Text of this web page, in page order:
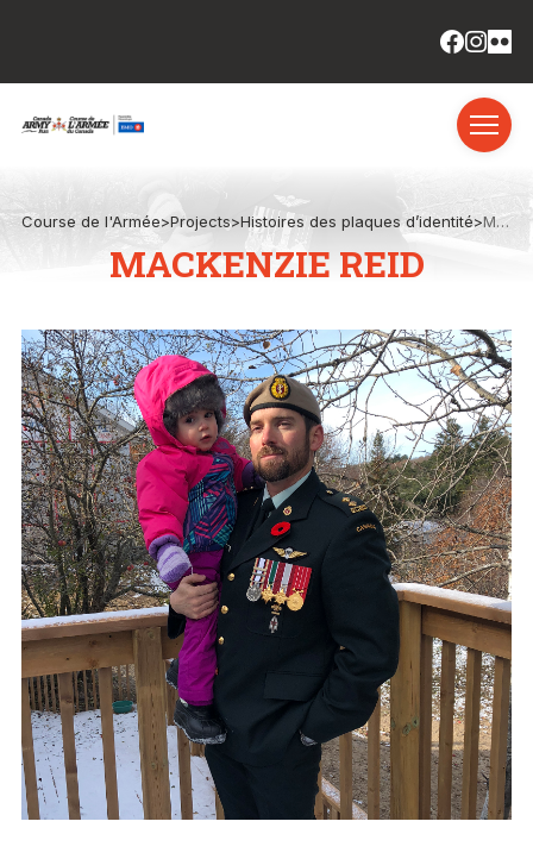
Course de l'Armée>Projects>Histoires des plaques d’identité> Mackenzie Reid
MACKENZIE REID